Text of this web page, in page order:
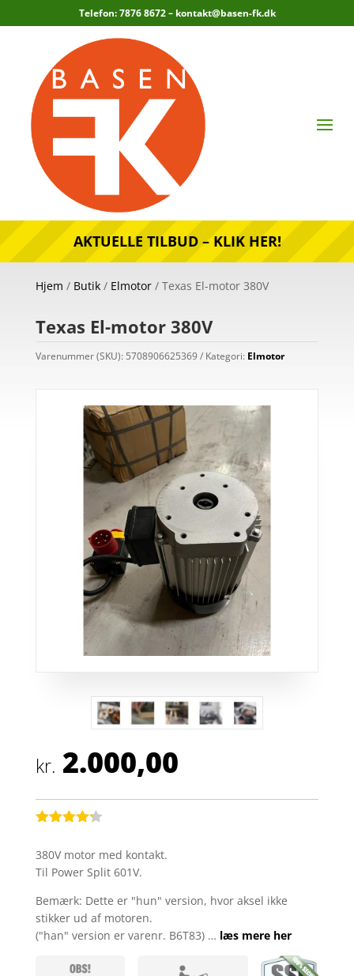
Telefon: 7876 8672 – kontakt@basen-fk.dk
AKTUELLE TILBUD – KLIK HER!
Hjem / Butik/ Elmotor/ Texas El-motor 380V
Texas El-motor 380V
Varenummer (SKU): 5708906625369 Kategori: Elmotor
kr. 2.000,00
ud af 5
baseret
kundebedø
380V motor med kontakt.
Til Power Split 601V.
Bemærk: Dette er "hun" version, hvor aksel ikke
stikker ud af motoren.
("han" version er varenr. B6T83) … læs mere her